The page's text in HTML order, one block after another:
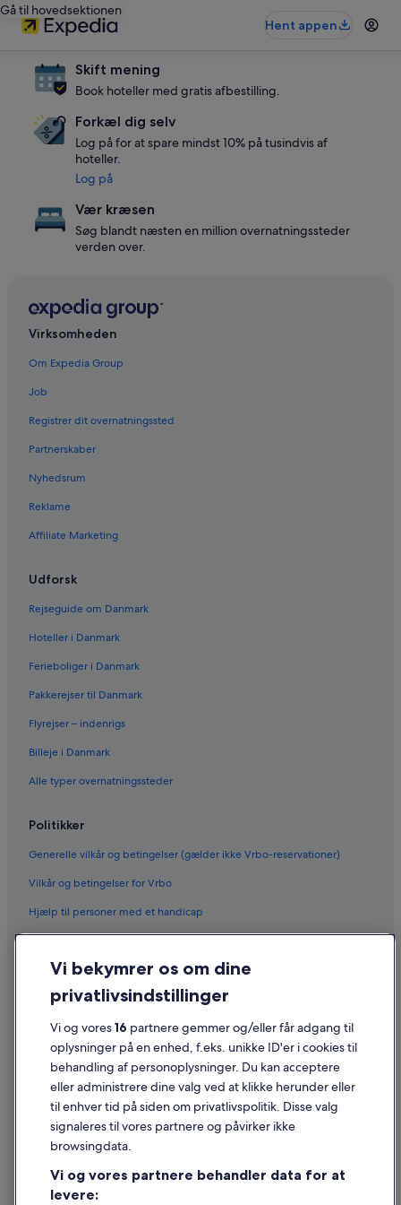
Gå til hovedsektionen
Hent appen
Skift mening
Book hoteller med gratis afbestilling.
Forkæl dig selv
Log på for at spare mindst 10% på tusindvis af
hoteller.
Log på
Vær kræsen
Søg blandt næsten en million overnatningssteder
verden over.
Virksomheden
Om Expedia Group
Job
Registrer dit overnatningssted
Partnerskaber
Nyhedsrum
Reklame
Affiliate Marketing
Udforsk
Rejseguide om Danmark
Hoteller i Danmark
Ferieboliger i Danmark
Pakkerejser til Danmark
Flyrejser – indenrigs
Billeje i Danmark
Alle typer overnatningssteder
Politikker
Generelle vilkår og betingelser (gælder ikke Vrbo-reservationer)
Vilkår og betingelser for Vrbo
Hjælp til personer med et handicap
Cookies
Generelle vilkår for brug
Juridiske oplysninger/Kontakt os
Retningslinjer for indhold og indberetning af indhold
Hjælp
Kontakt os
Ændr eller afbestil din reservation
Forløb og behandlingstider for refusion
Vi bekymrer os om dine
privatlivsindstillinger
Vi og vores16 partnere gemmer og/eller får adgang til
oplysninger på en enhed, f.eks. unikke ID'er i cookies til
behandling af personoplysninger. Du kan acceptere
eller administrere dine valg ved at klikke herunder eller
til enhver tid på siden om privatlivspolitik. Disse valg
signaleres til vores partnere og påvirker ikke
browsingdata.
Vi og vores partnere behandler data for at
levere: